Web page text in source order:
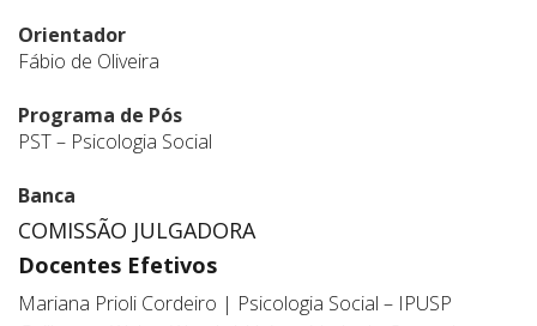
Orientador
Fábio de Oliveira
Programa de Pós
PST – Psicologia Social
Banca
COMISSÃO JULGADORA
Docentes Efetivos
Mariana Prioli Cordeiro | Psicologia Social – IPUSP